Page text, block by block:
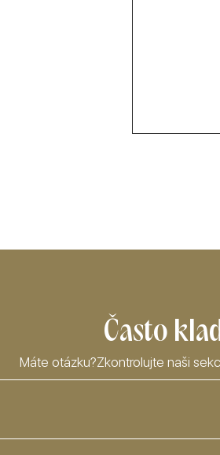
Často
Máte otázku?Zkontrolujte naši